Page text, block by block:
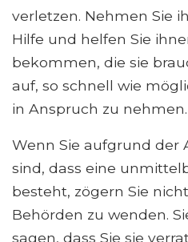
verletzen. Nehmen Sie
Hilfe und helfen Sie
bekommen, die sie
auf, so schnell wie
in Anspruch zu nehmen.
Wenn Sie aufgrund der
sind, dass eine
besteht, zögern Sie
Behörden zu wenden.
sagen, dass Sie sie